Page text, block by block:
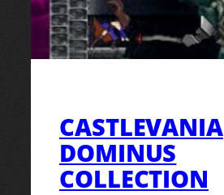
CASTLEVANIA
DOMINUS
COLLECTION